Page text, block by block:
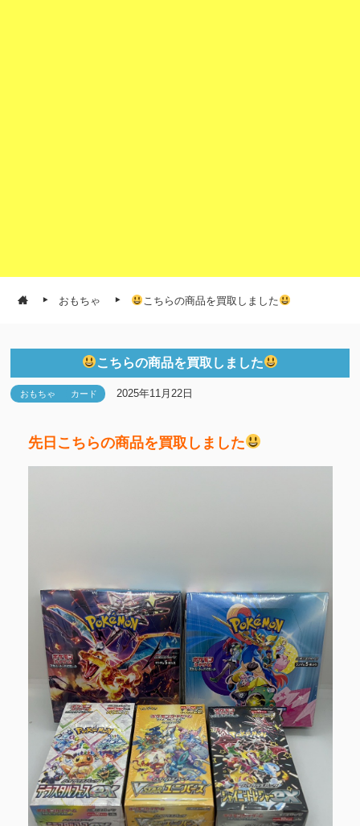
おもちゃ こちらの商品を買取しました
こちらの商品を買取しました
おもちゃ カード 2025年11月22日
先日こちらの商品を買取しました